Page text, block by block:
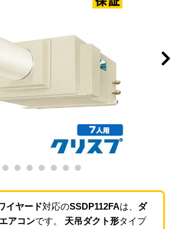
イヤード対応のSSDP112FAは、 ダ
アコンです。 天吊ダクト形タイプ